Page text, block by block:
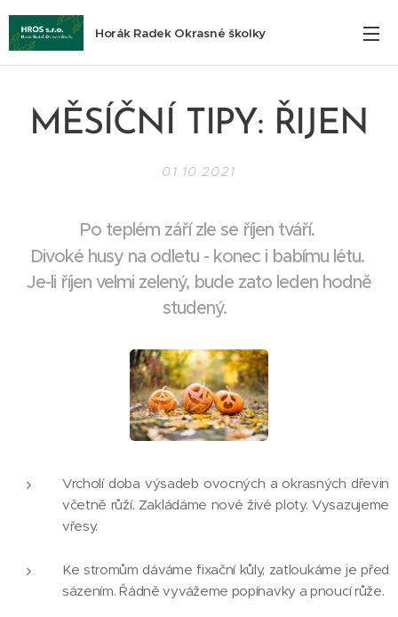
Horák Radek Okrasné školky
MĚSÍČNÍ TIPY: ŘIJEN
01.10.2021
Po teplém září zle se říjen tváří.
Divoké husy na odletu - konec i babímu létu.
Je-li říjen velmi zelený, bude zato leden hodně
studený.
Vrcholí doba výsadeb ovocných a okrasných dřevin
včetně růží. Zakládáme nové živé ploty. Vysazujeme
vřesy.
Ke stromům dáváme fixační kůly, zatloukáme je před
sázením. Řádně vyvážeme popínavky a pnoucí růže.